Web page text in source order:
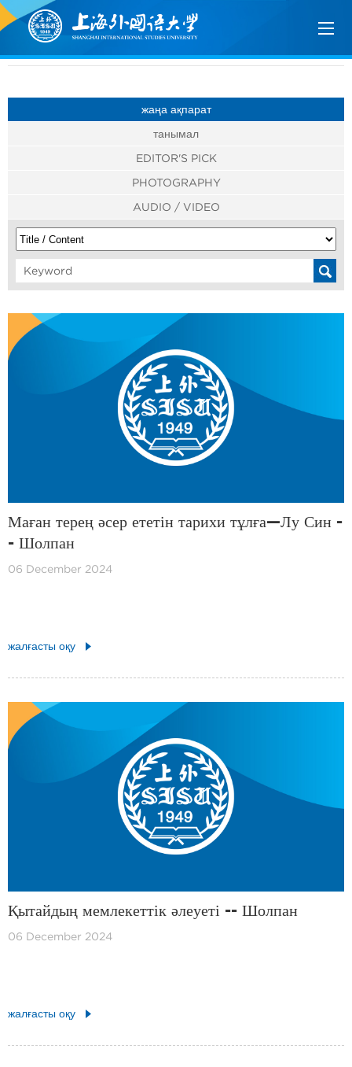
жаңа ақпарат
танымал
EDITOR'S PICK
PHOTOGRAPHY
AUDIO / VIDEO
Маған терең әсер ететін тарихи тұлға—Лу Син -
- Шолпан
06 December 2024
жалғасты оқу
Қытайдың мемлекеттік әлеуеті -- Шолпан
06 December 2024
жалғасты оқу